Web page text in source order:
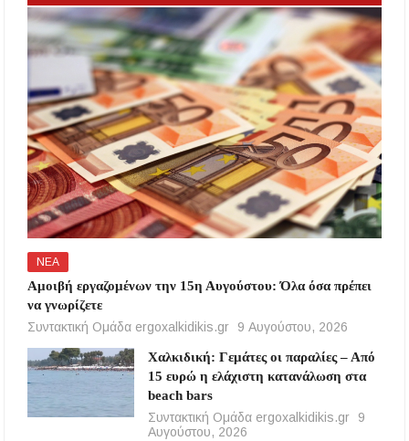
ΝΕΑ
Αμοιβή εργαζομένων την 15η Αυγούστου: Όλα όσα πρέπει
να γνωρίζετε
Συντακτική Ομάδα ergoxalkidikis.gr
9 Αυγούστου, 2026
Χαλκιδική: Γεμάτες οι παραλίες – Από
15 ευρώ η ελάχιστη κατανάλωση στα
beach bars
Συντακτική Ομάδα ergoxalkidikis.gr
9
Αυγούστου, 2026